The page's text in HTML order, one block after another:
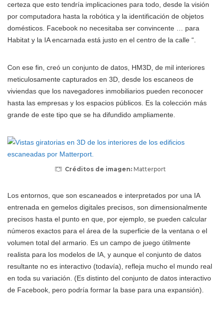
certeza que esto tendría implicaciones para todo, desde la visión
por computadora hasta la robótica y la identificación de objetos
domésticos. Facebook no necesitaba ser convincente … para
Habitat y la IA encarnada está justo en el centro de la calle “.
Con ese fin, creó un conjunto de datos, HM3D, de mil interiores
meticulosamente capturados en 3D, desde los escaneos de
viviendas que los navegadores inmobiliarios pueden reconocer
hasta las empresas y los espacios públicos. Es la colección más
grande de este tipo que se ha difundido ampliamente.
Créditos de imagen:Matterport
Los entornos, que son escaneados e interpretados por una IA
entrenada en gemelos digitales precisos, son dimensionalmente
precisos hasta el punto en que, por ejemplo, se pueden calcular
números exactos para el área de la superficie de la ventana o el
volumen total del armario. Es un campo de juego útilmente
realista para los modelos de IA, y aunque el conjunto de datos
resultante no es interactivo (todavía), refleja mucho el mundo real
en toda su variación. (Es distinto del conjunto de datos interactivo
de Facebook, pero podría formar la base para una expansión).